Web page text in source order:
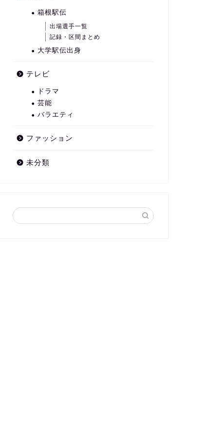
箱根駅伝
出場選手一覧
記録・区間まとめ
大学駅伝出身
テレビ
ドラマ
芸能
バラエティ
ファッション
未分類